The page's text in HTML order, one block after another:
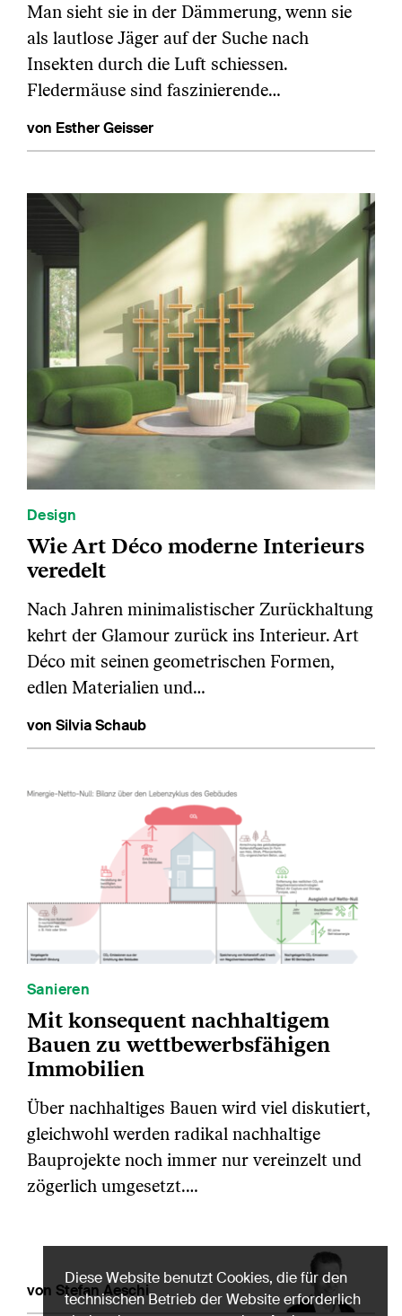
Man sieht sie in der Dämmerung, wenn sie
als lautlose Jäger auf der Suche nach
Insekten durch die Luft schiessen.
Fledermäuse sind faszinierende…
von Esther Geisser
Design
Wie Art Déco moderne Interieurs
veredelt
Nach Jahren minimalistischer Zurückhaltung
kehrt der Glamour zurück ins Interieur. Art
Déco mit seinen geometrischen Formen,
edlen Materialien und…
von Silvia Schaub
Sanieren
Mit konsequent nachhaltigem
Bauen zu wettbewerbsfähigen
Immobilien
Über nachhaltiges Bauen wird viel diskutiert,
gleichwohl werden radikal nachhaltige
Bauprojekte noch immer nur vereinzelt und
zögerlich umgesetzt.…
von Stefan Aeschi
Diese Website benutzt Cookies, die für den
technischen Betrieb der Website erforderlich